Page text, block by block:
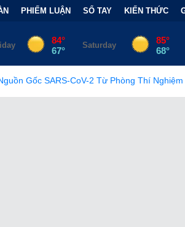
PHIẾM LUẬN SỔ TAY KIẾN THỨC
Từ Phòng Thí Nghiệm • FCC Chính